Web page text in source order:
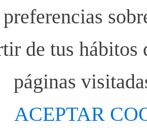
de tus
páginas
ACEPTAR